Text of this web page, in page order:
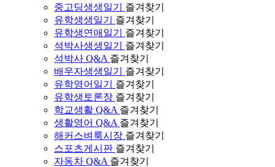
중고딩생생일기
즐겨찾기
유학생생일기
즐겨찾기
유학생연애일기
즐겨찾기
석박사생생일기
즐겨찾기
석박사 Q&A 즐겨찾기
배우자생생일기
즐겨찾기
유학영어일기
즐겨찾기
유학생토론장 즐겨찾기
학교생활 Q&A 즐겨찾기
생활영어 Q&A 즐겨찾기
해커스벼룩시장 즐겨찾기
스포츠게시판 즐겨찾기
자동차 Q&A 즐겨찾기